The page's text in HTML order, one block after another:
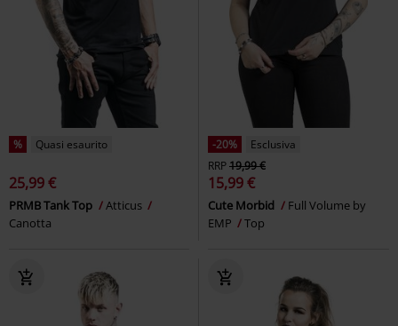
% Quasi esaurito
25,99 €
PRMB Tank Top
Atticus
Canotta
-20%
Esclusiva
RRP19,99 €
15,99 €
Cute Morbid
Full Volume by
EMP
Top